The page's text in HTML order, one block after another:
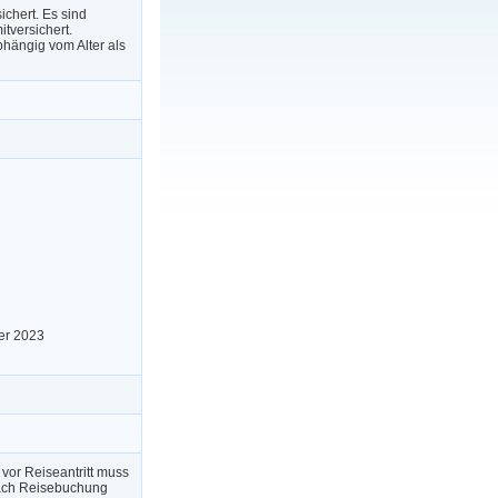
Es sind
vom Alter als
2023
Reiseantritt muss
Reisebuchung